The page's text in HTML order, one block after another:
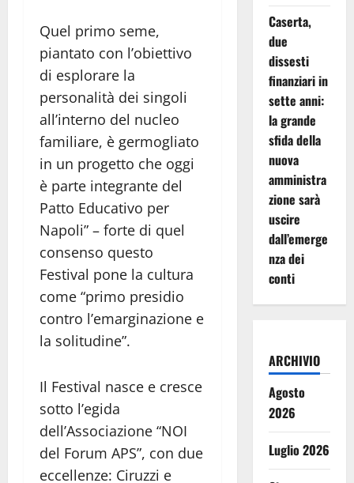
Quel primo seme,
piantato con l’obiettivo
di esplorare la
personalità dei singoli
all’interno del nucleo
familiare, è germogliato
in un progetto che oggi
è parte integrante del
Patto Educativo per
Napoli” – forte di quel
consenso questo
Festival pone la cultura
come “primo presidio
contro l’emarginazione e
la solitudine”.
Il Festival nasce e cresce
sotto l’egida
dell’Associazione “NOI
del Forum APS”, con due
eccellenze: Ciruzzi e
Caserta,
due
dissesti
finanziari in
sette anni:
la grande
sfida della
nuova
amministra
zione sarà
uscire
dall’emerge
nza dei
conti
ARCHIVIO
Agosto
2026
Luglio 2026